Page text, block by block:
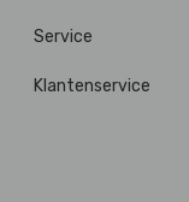
Service
Klantenservice